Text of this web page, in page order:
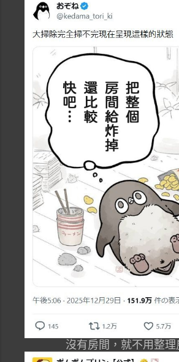
沒有房間，就不用整理